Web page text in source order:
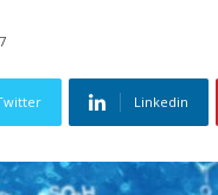
Linkedin